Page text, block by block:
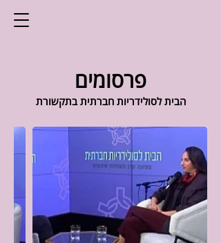
פרסומים
הבית לסולידריות חברתית בתקשורת